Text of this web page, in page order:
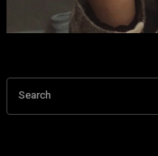
Search